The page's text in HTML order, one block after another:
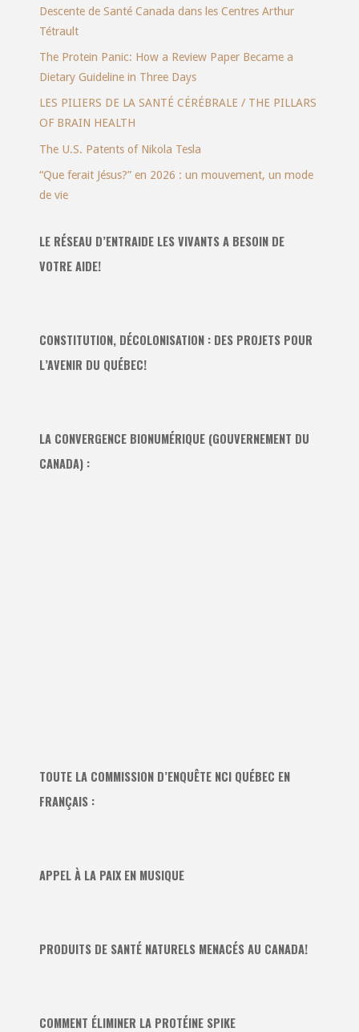
Descente de Santé Canada dans les Centres Arthur
Tétrault
The Protein Panic: How a Review Paper Became a
Dietary Guideline in Three Days
LES PILIERS DE LA SANTÉ CÉRÉBRALE / THE PILLARS
OF BRAIN HEALTH
The U.S. Patents of Nikola Tesla
“Que ferait Jésus?” en 2026 : un mouvement, un mode
de vie
LE RÉSEAU D’ENTRAIDE LES VIVANTS A BESOIN DE
VOTRE AIDE!
CONSTITUTION, DÉCOLONISATION : DES PROJETS POUR
L’AVENIR DU QUÉBEC!
LA CONVERGENCE BIONUMÉRIQUE (GOUVERNEMENT DU
CANADA) :
TOUTE LA COMMISSION D’ENQUÊTE NCI QUÉBEC EN
FRANÇAIS :
APPEL À LA PAIX EN MUSIQUE
PRODUITS DE SANTÉ NATURELS MENACÉS AU CANADA!
COMMENT ÉLIMINER LA PROTÉINE SPIKE